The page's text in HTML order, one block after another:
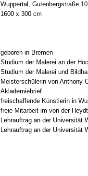
Wuppertal, Gutenbergstraße 10
1600 x 300 cm
geboren in Bremen
Studium der Malerei an der
Studium der Malerei und
Meisterschülerin von Anthony
Aklademiebrief
freischaffende Künstlerin in
freie Mitarbeit im von der
Lehrauftrag an der Universität
Lehrauftrag an der Universität